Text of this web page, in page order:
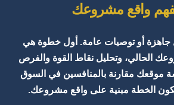
واقع مشروعك
جاهزة أو توصيات عامة. أول خطوة هي
الحالي، وتحليل نقاط القوة والفرص
موقعك مقارنة بالمنافسين في السوق
الخطة مبنية على واقع مشروعك.